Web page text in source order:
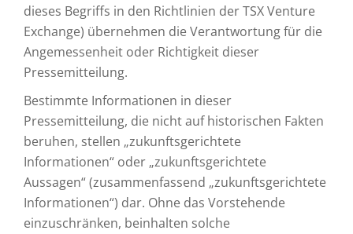
dieses Begriffs in den Richtlinien der TSX Venture
Exchange) übernehmen die Verantwortung für die
Angemessenheit oder Richtigkeit dieser
Pressemitteilung.
Bestimmte Informationen in dieser
Pressemitteilung, die nicht auf historischen Fakten
beruhen, stellen „zukunftsgerichtete
Informationen“ oder „zukunftsgerichtete
Aussagen“ (zusammenfassend „zukunftsgerichtete
Informationen“) dar. Ohne das Vorstehende
einzuschränken, beinhalten solche